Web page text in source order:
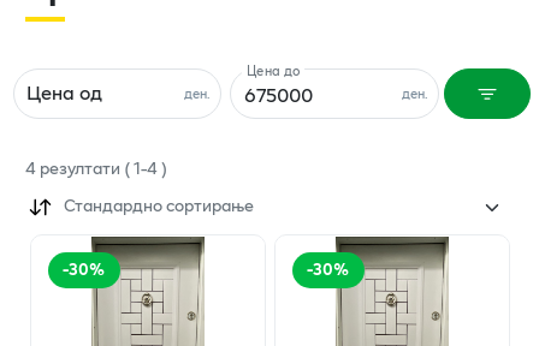
ден.
Цена од ден.
Цена до
4резултати (1-4)
Стандардно сортирање
-30% -30%